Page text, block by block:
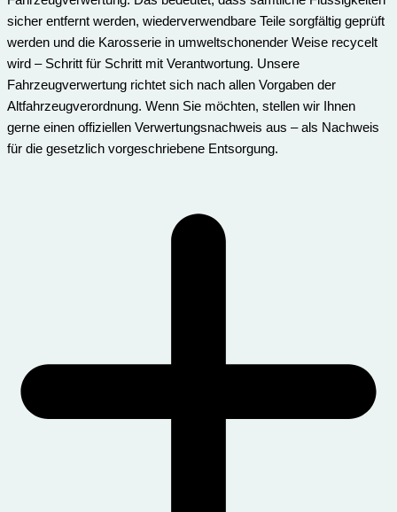
sicher entfernt werden, wiederverwendbare Teile sorgfältig geprüft
werden und die Karosserie in umweltschonender Weise recycelt
wird – Schritt für Schritt mit Verantwortung. Unsere
Fahrzeugverwertung richtet sich nach allen Vorgaben der
Altfahrzeugverordnung. Wenn Sie möchten, stellen wir Ihnen
gerne einen offiziellen Verwertungsnachweis aus – als Nachweis
für die gesetzlich vorgeschriebene Entsorgung.